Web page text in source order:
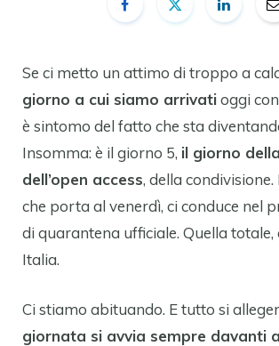
Se ci metto un attimo di troppo a
giorno a cui siamo arrivatioggi
è sintomo del fatto che sta
Insomma: è il giorno 5, il giorno
dell’open access, della
che porta al venerdì, ci conduce nel
di quarantena ufficiale. Quella
Italia.
Ci stiamo abituando. E tutto si
giornata si avvia sempre davanti